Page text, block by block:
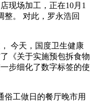
现场加工，正在10月1
整。 对此，罗永浩回
今天，国度卫生健康
《关于实施预包拆食物
步细化了数字标签的使
工做日的餐厅晚市用